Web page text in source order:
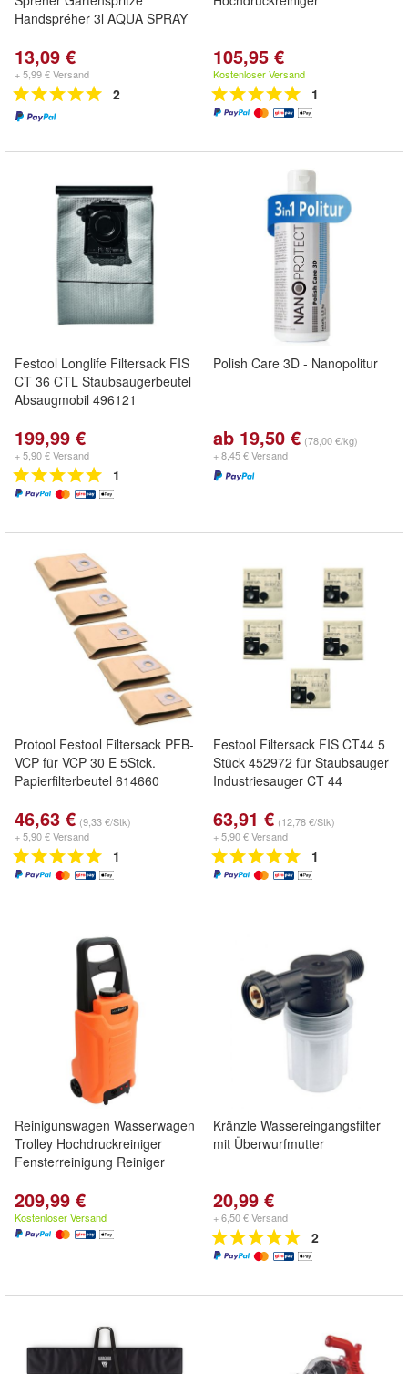
Handspréher 3l AQUA SPRAY
13,09 €
+ 5,99 € Versand
2
105,95 €
Kostenloser Versand
1
Festool Longlife Filtersack FIS
CT 36 CTL Staubsaugerbeutel
Absaugmobil 496121
199,99 €
+ 5,90 € Versand
1
Polish Care 3D - Nanopolitur
ab 19,50 € (78,00 €/kg)
+ 8,45 € Versand
Protool Festool Filtersack PFB-
VCP für VCP 30 E 5Stck.
Papierfilterbeutel 614660
46,63 € (9,33 €/Stk)
+ 5,90 € Versand
1
Festool Filtersack FIS CT44 5
Stück 452972 für Staubsauger
Industriesauger CT 44
63,91 € (12,78 €/Stk)
+ 5,90 € Versand
1
Reinigunswagen Wasserwagen
Trolley Hochdruckreiniger
Fensterreinigung Reiniger
209,99 €
Kostenloser Versand
Kränzle Wassereingangsfilter
mit Überwurfmutter
20,99 €
+ 6,50 € Versand
2